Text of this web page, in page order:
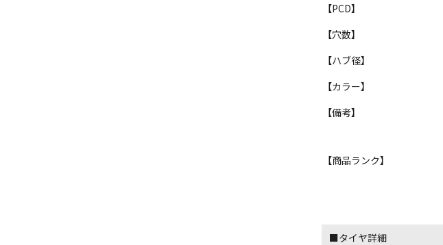
【PCD】
【穴数】
【ハブ径】
【カラー】
【備考】
【商品ランク】
■タイヤ詳細